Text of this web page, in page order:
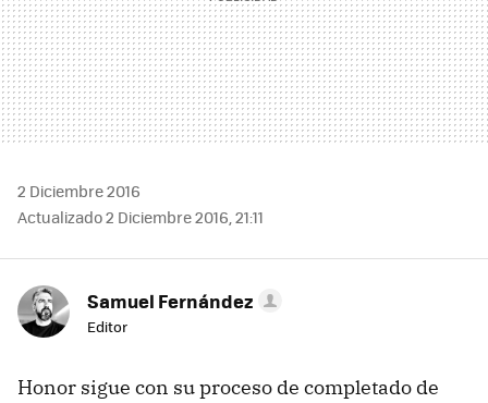
2 Diciembre 2016
Actualizado 2 Diciembre 2016, 21:11
Samuel Fernández
Editor
Honor sigue con su proceso de completado de